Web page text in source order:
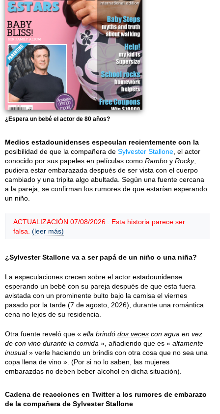
¿Espera un bebé el actor de 80 años?
Medios estadounidenses especulan recientemente con la
posibilidad de que la compañera de Sylvester Stallone , el actor
conocido por sus papeles en películas como Rambo y Rocky,
pudiera estar embarazada después de ser vista con el cuerpo
cambiado y una tripita algo abultada. Según una fuente cercana
a la pareja, se confirman los rumores de que estarían esperando
un niño.
ACTUALIZACIÓN 07/08/2026 : Esta historia parece ser
falsa. (leer más)
¿Sylvester Stallone va a ser papá de un niño o una niña?
La especulaciones crecen sobre el actor estadounidense
esperando un bebé con su pareja después de que esta fuera
avistada con un prominente bulto bajo la camisa el viernes
pasado por la tarde (7 de agosto, 2026), durante una romántica
cena no lejos de su residencia.
Otra fuente reveló que « ella brindó dos veces con agua en vez
de con vino durante la comida », añadiendo que es « altamente
inusual» verle haciendo un brindis con otra cosa que no sea una
copa llena de vino ». (Por si no lo saben, las mujeres
embarazdas no deben beber alcohol en dicha situación).
Cadena de reacciones en Twitter a los rumores de embarazo
de la compañera de Sylvester Stallone